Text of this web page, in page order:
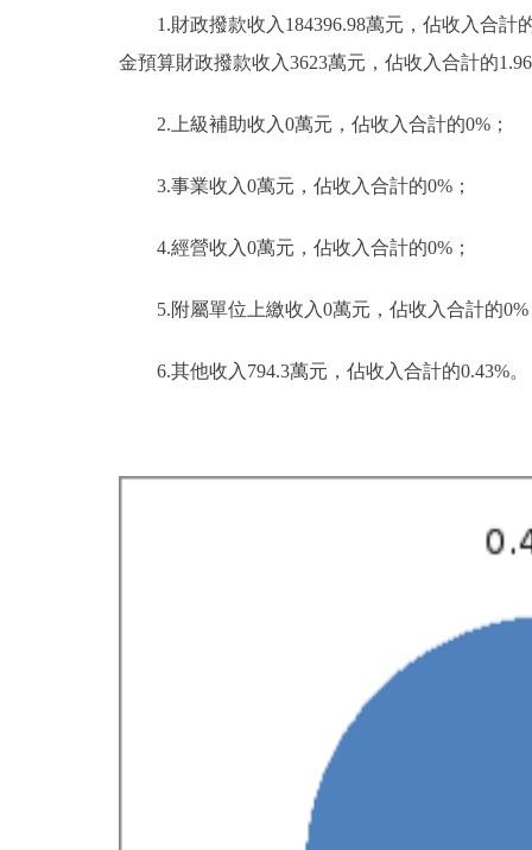
1.財政撥款收入184396.98萬元，佔收入合計
金預算財政撥款收入3623萬元，佔收入合計的
2.上級補助收入0萬元，佔收入合計的0%；
3.事業收入0萬元，佔收入合計的0%；
4.經營收入0萬元，佔收入合計的0%；
5.附屬單位上繳收入0萬元，佔收入合計的
6.其他收入794.3萬元，佔收入合計的0.43%。